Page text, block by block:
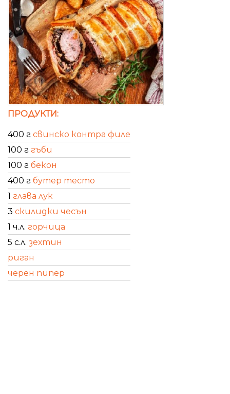
ПРОДУКТИ:
400 г свинско контра филе
100 г гъби
100 г бекон
400 г бутер тесто
1 глава лук
3 скилидки чесън
1 ч.л. горчица
5 с.л. зехтин
риган
черен пипер